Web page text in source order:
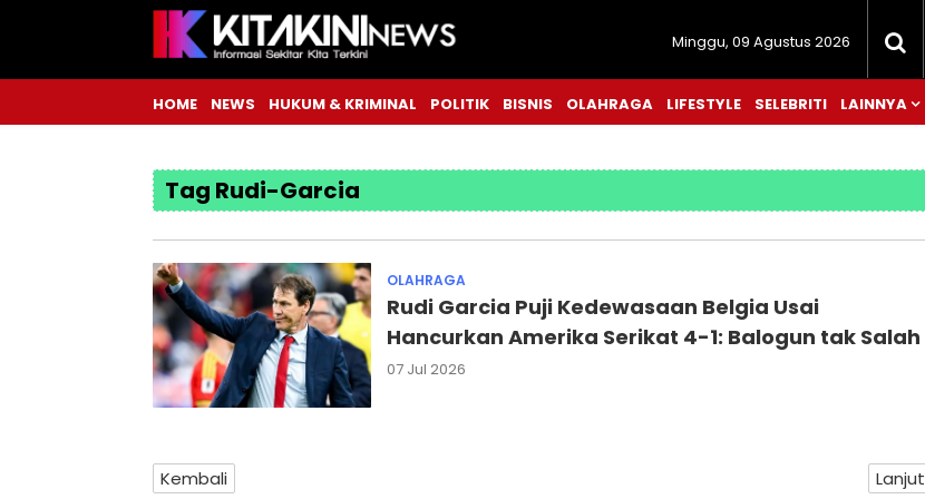
Minggu, 09 Agustus 2026
HOME NEWS HUKUM & KRIMINAL POLITIK BISNIS OLAHRAGA LIFESTYLE SELEBRITI LAINNYA
Tag Rudi-Garcia
OLAHRAGA
Rudi Garcia Puji Kedewasaan Belgia Usai
Hancurkan Amerika Serikat 4-1: Balogun tak Salah
07 Jul 2026
Kembali Lanjut